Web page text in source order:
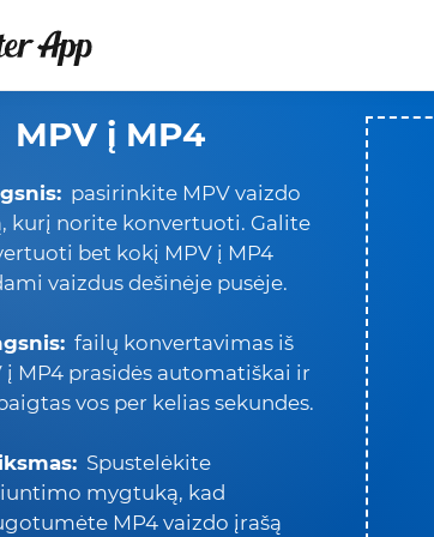
MPV į MP4
pasirinkite MPV vaizdo
kurį norite konvertuoti. Galite
bet kokį MPV į MP4
vaizdus dešinėje pusėje.
failų konvertavimas iš
į MP4 prasidės automatiškai ir
vos per kelias sekundes.
Spustelėkite
mygtuką, kad
MP4 vaizdo įrašą